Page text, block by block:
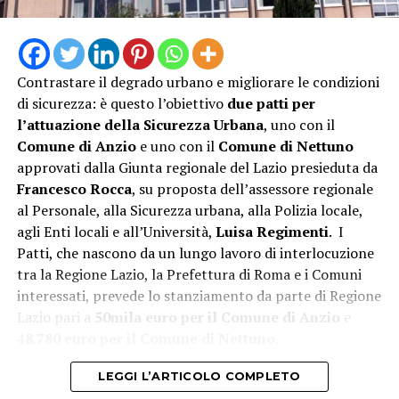
Contrastare il degrado urbano e migliorare le condizioni
di sicurezza: è questo l’obiettivo due patti per
l’attuazione della Sicurezza Urbana, uno con il
Comune di Anzioe uno con il Comune di Nettuno
approvati dalla Giunta regionale del Lazio presieduta da
Francesco Rocca, su proposta dell’assessore regionale
al Personale, alla Sicurezza urbana, alla Polizia locale,
agli Enti locali e all’Università, Luisa Regimenti. I
Patti, che nascono da un lungo lavoro di interlocuzione
tra la Regione Lazio, la Prefettura di Roma e i Comuni
interessati, prevede lo stanziamento da parte di Regione
Lazio pari a
50mila euro per il Comune di Anzio e
LEGGI L’ARTICOLO COMPLETO